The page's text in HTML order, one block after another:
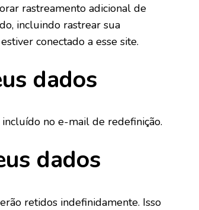
rastreamento adicional de
incluindo rastrear sua
conectado a esse site.
dados
no e-mail de redefinição.
dados
retidos indefinidamente. Isso